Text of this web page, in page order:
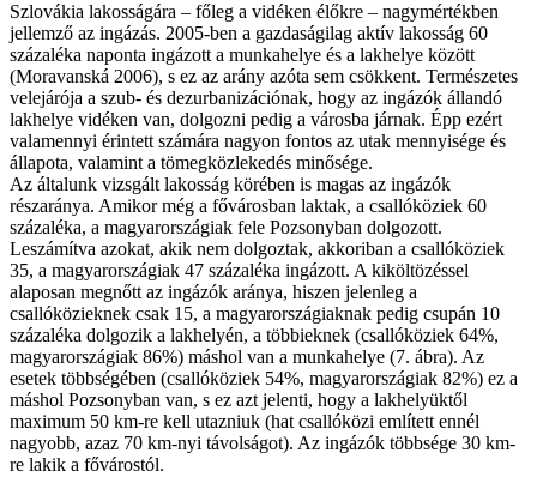
Szlovákia lakosságára – főleg a vidéken élőkre – nagymértékben
jellemző az ingázás. 2005-ben a gazdaságilag aktív lakosság 60
százaléka naponta ingázott a munkahelye és a lakhelye között
(Moravanská 2006), s ez az arány azóta sem csökkent. Természetes
velejárója a szub- és dezurbanizációnak, hogy az ingázók állandó
lakhelye vidéken van, dolgozni pedig a városba járnak. Épp ezért
valamennyi érintett számára nagyon fontos az utak mennyisége és
állapota, valamint a tömegközlekedés minősége.
Az általunk vizsgált lakosság körében is magas az ingázók
részaránya. Amikor még a fővárosban laktak, a csallóköziek 60
százaléka, a magyarországiak fele Pozsonyban dolgozott.
Leszámítva azokat, akik nem dolgoztak, akkoriban a csallóköziek
35, a magyarországiak 47 százaléka ingázott. A kiköltözéssel
alaposan megnőtt az ingázók aránya, hiszen jelenleg a
csallóközieknek csak 15, a magyarországiaknak pedig csupán 10
százaléka dolgozik a lakhelyén, a többieknek (csallóköziek 64%,
magyarországiak 86%) máshol van a munkahelye (7. ábra). Az
esetek többségében (csallóköziek 54%, magyarországiak 82%) ez a
máshol Pozsonyban van, s ez azt jelenti, hogy a lakhelyüktől
maximum 50 km-re kell utazniuk (hat csallóközi említett ennél
nagyobb, azaz 70 km-nyi távolságot). Az ingázók többsége 30 km-
re lakik a fővárostól.